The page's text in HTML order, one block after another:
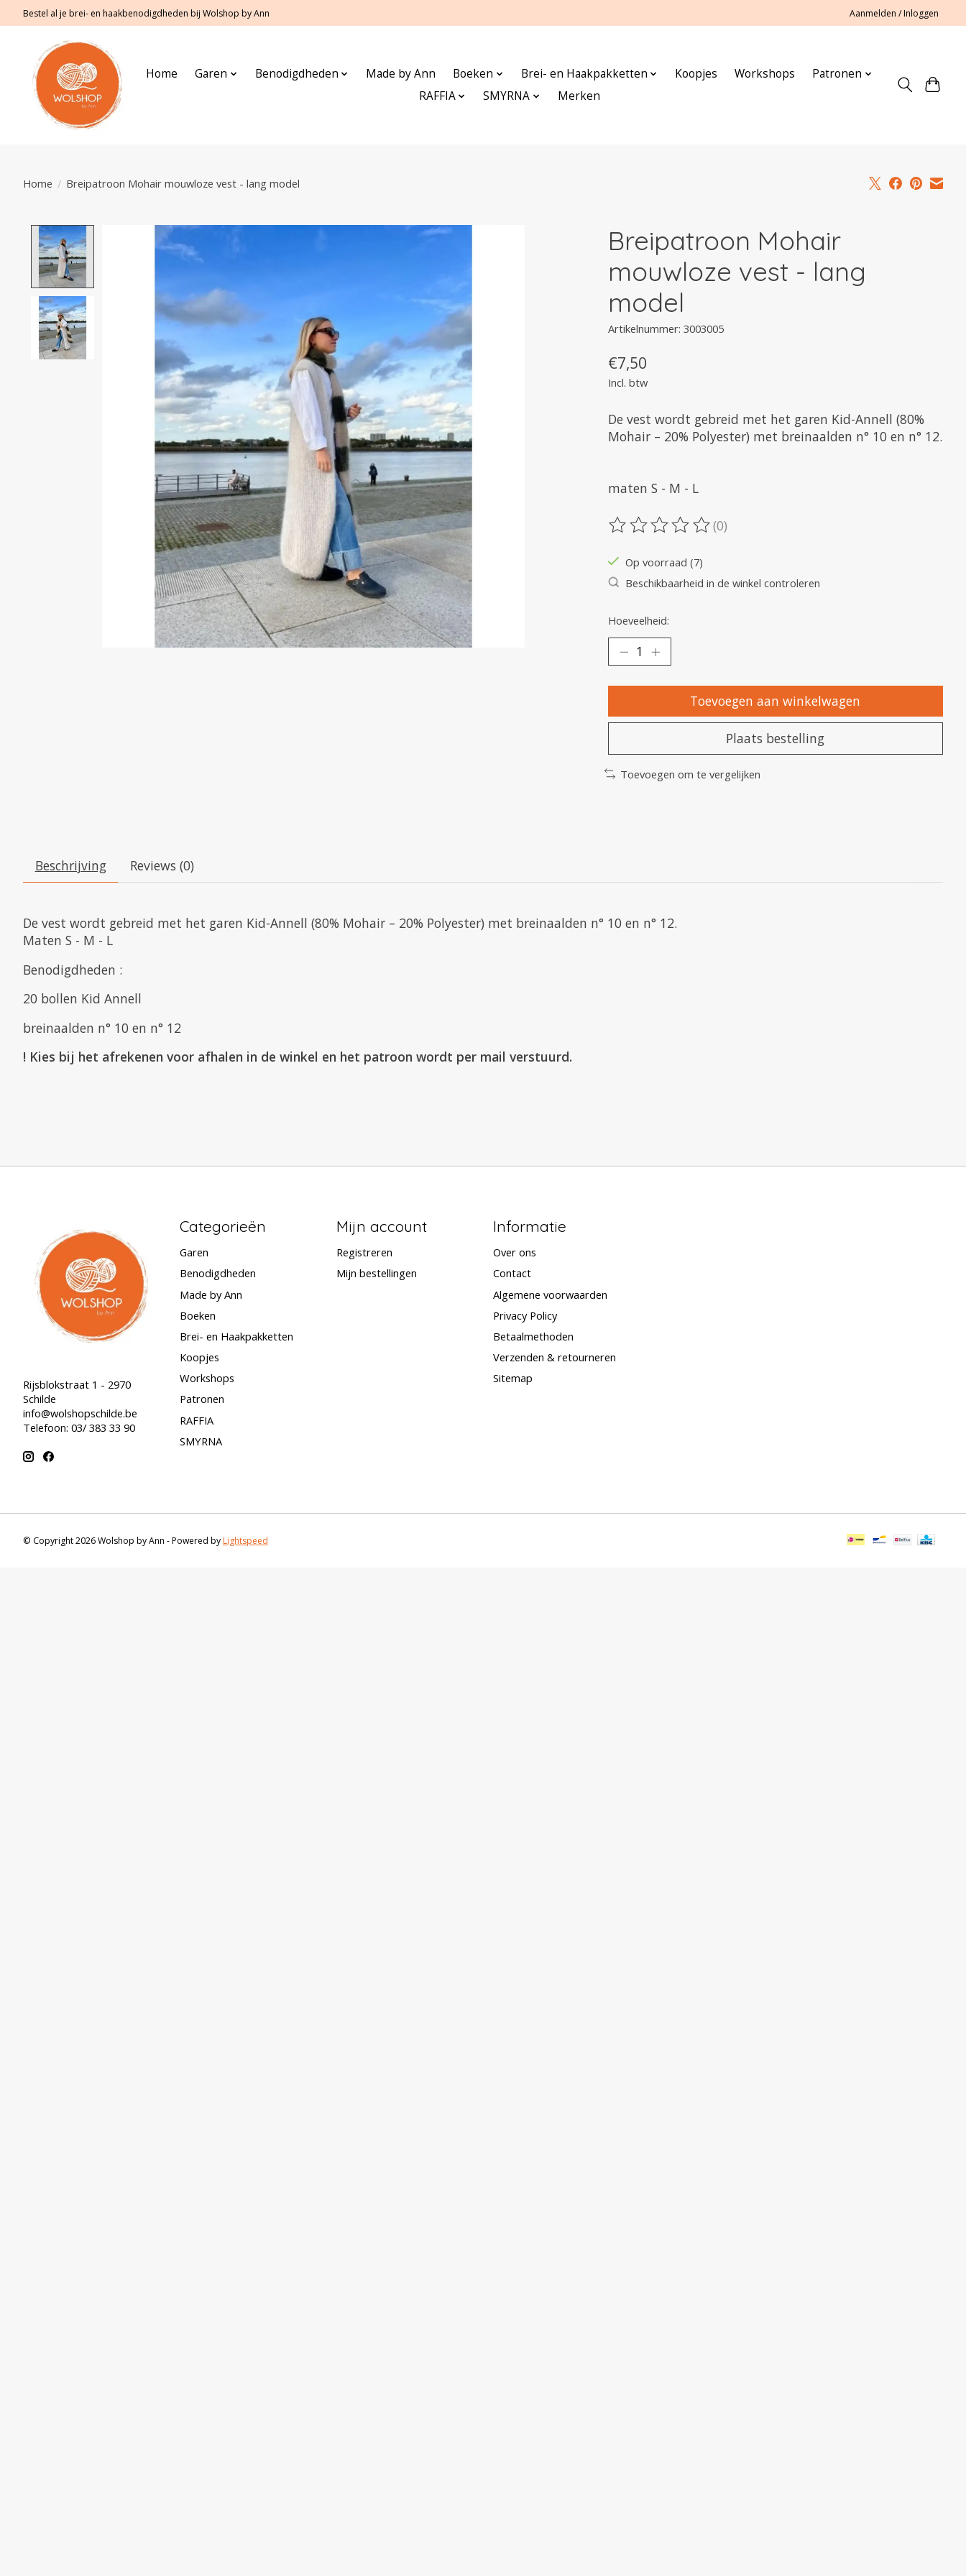
Bestel al je brei- en haakbenodigdheden bij Wolshop by Ann Aanmelden / Inloggen
Home Garen Benodigdheden Made by Ann Boeken Brei- en Haakpakketten Koopjes Workshops
Patronen
RAFFIA
SMYRNA Merken
Home / Breipatroon Mohair mouwloze vest - lang model
Product image slideshow Items
Breipatroon Mohair
mouwloze vest - lang
model
Artikelnummer: 3003005
€7,50
Incl. btw
De vest wordt gebreid met het garen Kid-Annell (80%
Mohair – 20% Polyester) met breinaalden n° 10 en n° 12.
maten S - M - L
De beoordeling van dit product is
(0)
Op voorraad (7)
Beschikbaarheid in de winkel controleren
Hoeveelheid:
Toevoegen aan winkelwagen
Plaats bestelling
Toevoegen om te vergelijken
Beschrijving Reviews (0)
De vest wordt gebreid met het garen Kid-Annell (80% Mohair – 20% Polyester) met breinaalden n° 10 en n° 12.
Maten S - M - L
Benodigdheden :
20 bollen Kid Annell
breinaalden n° 10 en n° 12
! Kies bij het afrekenen voor afhalen in de winkel en het patroon wordt per mail verstuurd.
Rijsblokstraat 1 - 2970
Schilde
info@wolshopschilde.be
Telefoon: 03/ 383 33 90
Categorieën
Garen
Benodigdheden
Made by Ann
Boeken
Brei- en Haakpakketten
Koopjes
Workshops
Patronen
RAFFIA
SMYRNA
Mijn account
Registreren
Mijn bestellingen
Informatie
Over ons
Contact
Algemene voorwaarden
Privacy Policy
Betaalmethoden
Verzenden & retourneren
Sitemap
© Copyright 2026 Wolshop by Ann - Powered byLightspeed